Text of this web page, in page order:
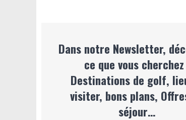
Dans notre Newsletter,
ce que vous
Destinations de golf,
visiter, bons plans,
séjour…